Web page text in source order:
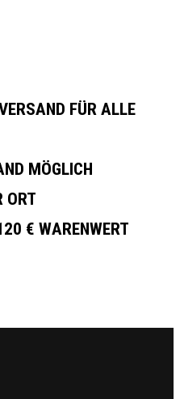
FÜR ALLE
MÖGLICH
ORT
€ WARENWERT